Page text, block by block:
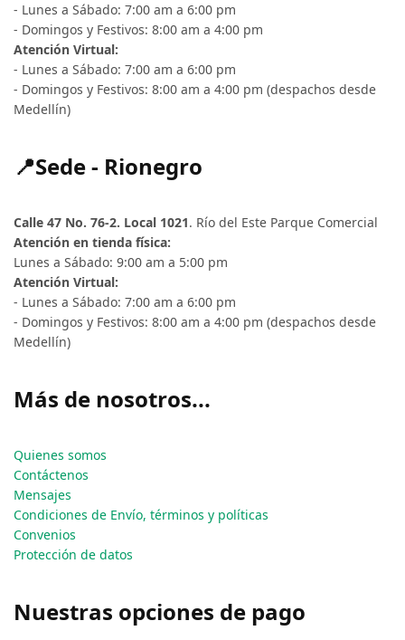
- Lunes a Sábado: 7:00 am a 6:00 pm
- Domingos y Festivos: 8:00 am a 4:00 pm
Atención Virtual:
- Lunes a Sábado: 7:00 am a 6:00 pm
- Domingos y Festivos: 8:00 am a 4:00 pm (despachos desde
Medellín)
📍Sede - Rionegro
Calle 47 No. 76-2. Local 1021. Río del Este Parque Comercial
Atención en tienda física:
Lunes a Sábado: 9:00 am a 5:00 pm
Atención Virtual:
- Lunes a Sábado: 7:00 am a 6:00 pm
- Domingos y Festivos: 8:00 am a 4:00 pm (despachos desde
Medellín)
Más de nosotros...
Quienes somos
Contáctenos
Mensajes
Condiciones de Envío, términos y políticas
Convenios
Protección de datos
Nuestras opciones de pago